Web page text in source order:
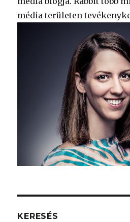
média területen
KERESÉS